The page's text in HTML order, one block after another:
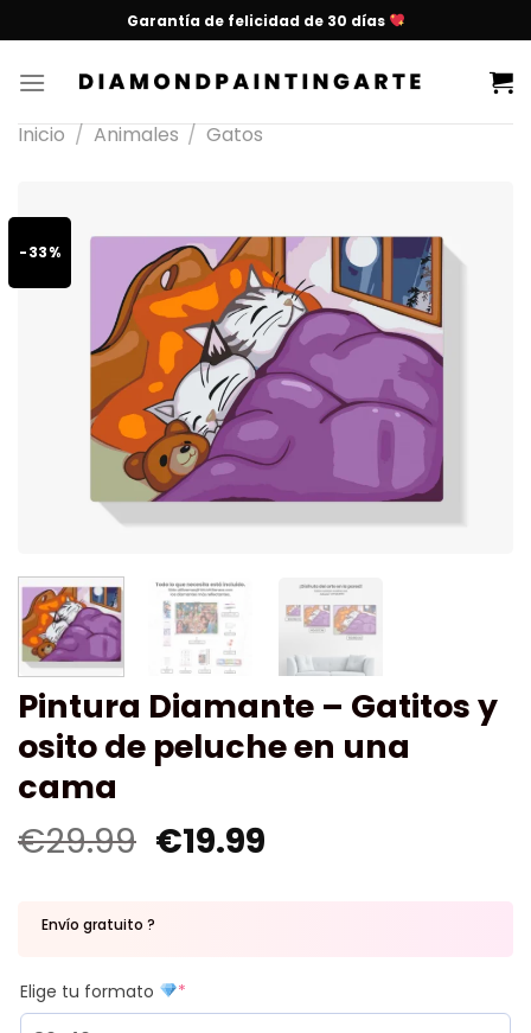
Garantía de felicidad de 30 días
Inicio / Animales / Gatos
-33%
Pintura Diamante – Gatitos y
osito de peluche en una
cama
€29.99 €19.99
Envío gratuito ?
Elige tu formato *